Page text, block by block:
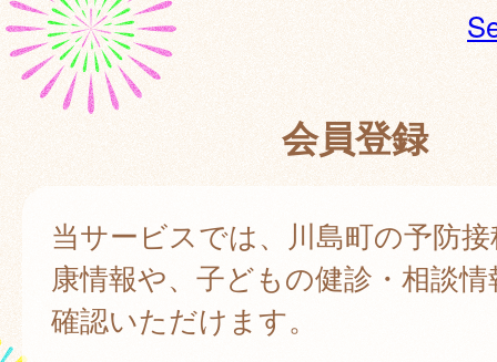
会員登録
当サービスでは、川島町の予防
康情報や、子どもの健診・相談
確認いただけます。